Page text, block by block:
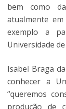
bem como
atualmente
exemplo a
Universidade
Isabel Braga
conhecer a
“queremos
produção de